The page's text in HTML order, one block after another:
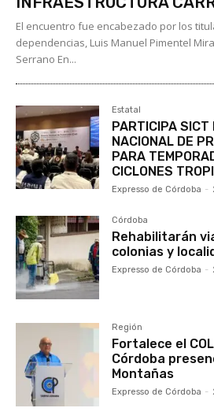
El encuentro fue encabezado por los
dependencias, Luis Manuel Pimentel
Serrano En...
Estatal
PARTICIPA SICT
NACIONAL DE
PARA
CICLONES
Expresso de Córdoba -
Córdoba
Rehabilitarán
colonias y
Expresso de Córdoba -
Región
Fortalece el
Córdoba
Montañas
Expresso de Córdoba -